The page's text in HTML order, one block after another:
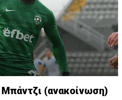
(ανακοίνωση)